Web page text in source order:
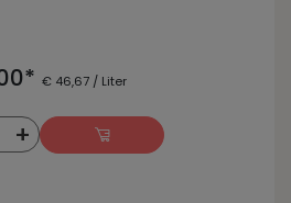
€ 46,67 / Liter
+